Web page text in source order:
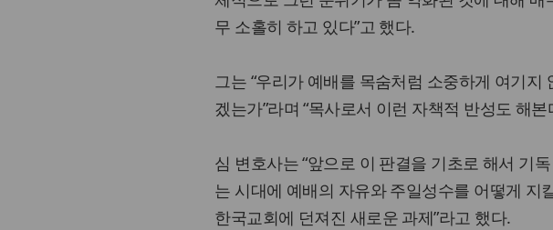
무 소홀히 하고 있다”고 했다.
그는 “우리가 예배를 목숨처럼 소중하게 여기
겠는가”라며 “목사로서 이런 자책적 반성도 해본
심 변호사는 “앞으로 이 판결을 기초로 해서 기
는 시대에 예배의 자유와 주일성수를 어떻게 지
한국교회에 던져진 새로운 과제”라고 했다.